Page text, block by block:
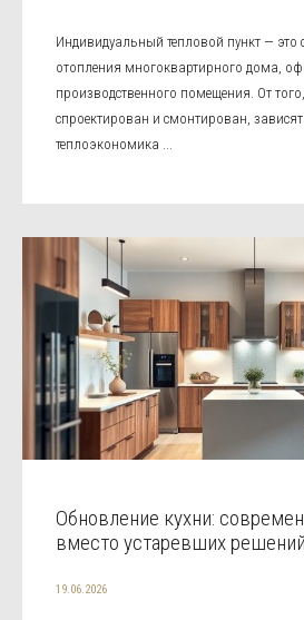
Индивидуальный тепловой пункт — это
отопления многоквартирного дома,
производственного помещения. От
спроектирован и смонтирован,
теплоэкономика ...
Обновление кухни:
вместо устаревших решений
19.06.2026